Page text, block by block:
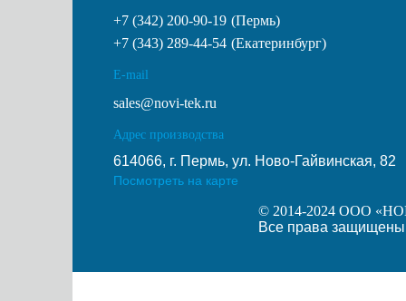
+7 (342) 200-90-19 (Пермь)
+7 (343) 289-44-54 (Екатеринбург)
E-mail
sales@novi-tek.ru
Адрес производства
614066, г. Пермь, ул. Ново-Гайвинская, 82
Посмотреть на карте
© 2014-2024 ООО
Все права защищены